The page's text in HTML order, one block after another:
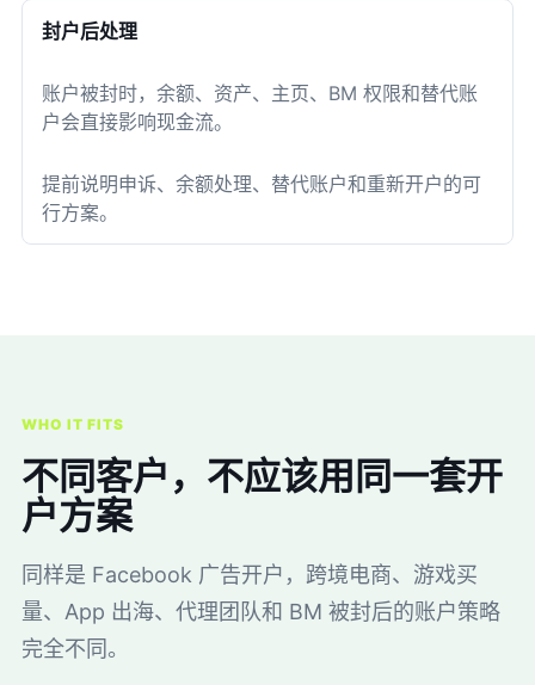
封户后处理
账户被封时，余额、资产、主页、BM 权限和替代账
户会直接影响现金流。
提前说明申诉、余额处理、替代账户和重新开户的可
行方案。
WHO IT FITS
不同客户，不应该用同一套开
户方案
同样是 Facebook 广告开户，跨境电商、游戏买
量、App 出海、代理团队和 BM 被封后的账户策略
完全不同。